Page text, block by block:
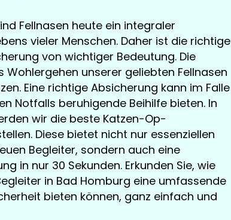
Fellnasen heute ein integraler
vieler Menschen. Daher ist die richtige
von wichtiger Bedeutung. Die
Wohlergehen unserer geliebten Fellnasen
Eine richtige Absicherung kann im Falle
Notfalls beruhigende Beihilfe bieten. In
wir die beste Katzen-Op-
Diese bietet nicht nur essenziellen
Begleiter, sondern auch eine
in nur 30 Sekunden. Erkunden Sie, wie
in Bad Homburg eine umfassende
bieten können, ganz einfach und
€ 13,35/Monat